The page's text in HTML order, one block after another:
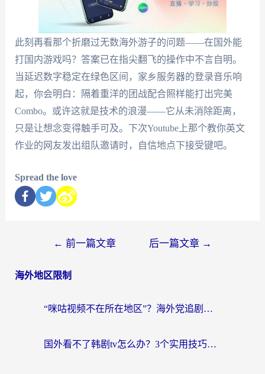
此刻再看那个折磨过无数海外游子的问题——在国外能
打国内游戏吗？答案已在指尖翻飞的操作中不言自明。
当延迟数字稳定在绿色区间，家乡服务器的登录音乐响
起，你会明白：隔着重洋的团战配合照样能打出完美
Combo。或许这就是技术的浪漫——它从未消除距离，
只是让想念变得触手可及。下次Youtube上那个教你英文
作业的网友发出组队邀请时，自信地点下接受键吧。
Spread the love
← 前一篇文章 后一篇文章 →
海外地区限制
“咪咕视频不在所在地区”？海外党追剧看片、炒股的救星来了！
国外看不了韩剧tv怎么办？3个实用技巧解决海外追剧难题（附书旗小说&社保查询攻略）